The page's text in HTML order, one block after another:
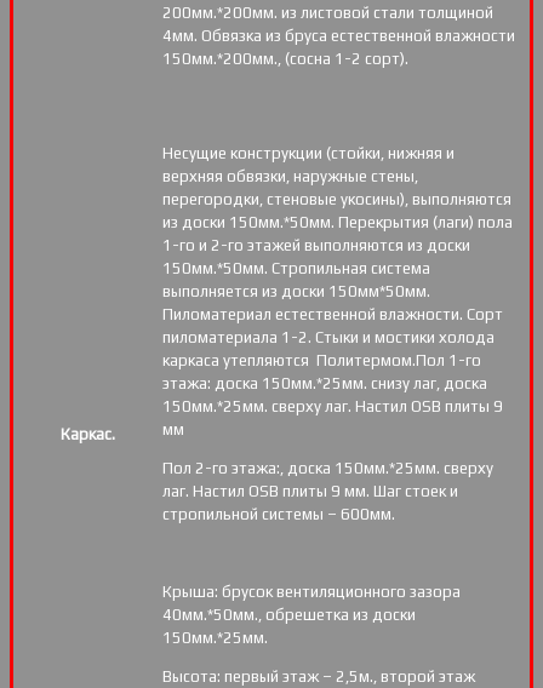
200мм.*200мм. из листовой стали толщиной
4мм. Обвязка из бруса естественной влажности
150мм.*200мм., (сосна 1-2 сорт).
Каркас.
Несущие конструкции (стойки, нижняя и
верхняя обвязки, наружные стены,
перегородки, стеновые укосины), выполняются
из доски 150мм.*50мм. Перекрытия (лаги) пола
1-го и 2-го этажей выполняются из доски
150мм.*50мм. Стропильная система
выполняется из доски 150мм*50мм.
Пиломатериал естественной влажности. Сорт
пиломатериала 1-2. Стыки и мостики холода
каркаса утепляются Политермом.Пол 1-го
этажа: доска 150мм.*25мм. снизу лаг, доска
150мм.*25мм. сверху лаг. Настил OSB плиты 9
мм
Пол 2-го этажа:, доска 150мм.*25мм. сверху
лаг. Настил OSB плиты 9 мм. Шаг стоек и
стропильной системы – 600мм.
Крыша: брусок вентиляционного зазора
40мм.*50мм., обрешетка из доски
150мм.*25мм.
Высота: первый этаж – 2,5м., второй этаж